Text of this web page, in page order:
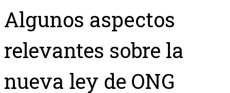
Algunos aspectos
relevantes sobre la
nueva ley de ONG